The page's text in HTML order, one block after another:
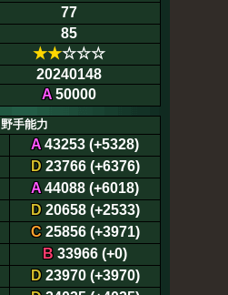
77
85
★★☆☆☆
20240148
A50000
野手能力
A43253 (+5328)
D23766 (+6376)
A44088 (+6018)
D20658 (+2533)
C25856 (+3971)
B 33966 (+0)
D23970 (+3970)